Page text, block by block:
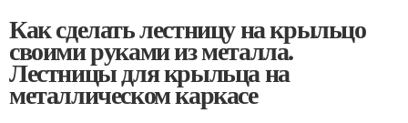
Как сделать лестницу на крыльцо
своими руками из металла.
Лестницы для крыльца на
металлическом каркасе